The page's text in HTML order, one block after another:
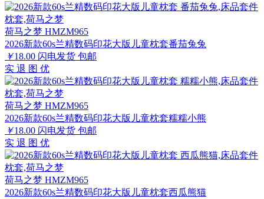
荷马之梦 HMZM965
2026新款60s兰精数码印花大版儿童枕套番茄兔兔
￥18.00 闪电发货 包邮
实 退 图 优
荷马之梦 HMZM965
2026新款60s兰精数码印花大版儿童枕套糯糯小熊
￥18.00 闪电发货 包邮
实 退 图 优
荷马之梦 HMZM965
2026新款60s兰精数码印花大版儿童枕套西瓜熊猫